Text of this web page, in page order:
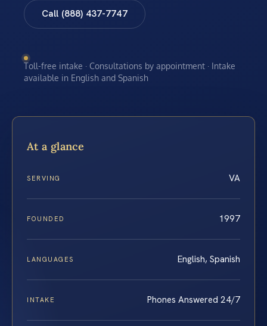
Call (888) 437-7747
Toll-free intake · Consultations by appointment · Intake
available in English and Spanish
At a glance
SERVING VA
FOUNDED 1997
LANGUAGES English, Spanish
INTAKE Phones Answered 24/7